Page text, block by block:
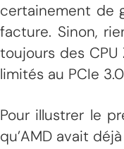
certainement de
facture. Sinon,
toujours des CPU
limités au PCIe
Pour illustrer le
qu’AMD avait